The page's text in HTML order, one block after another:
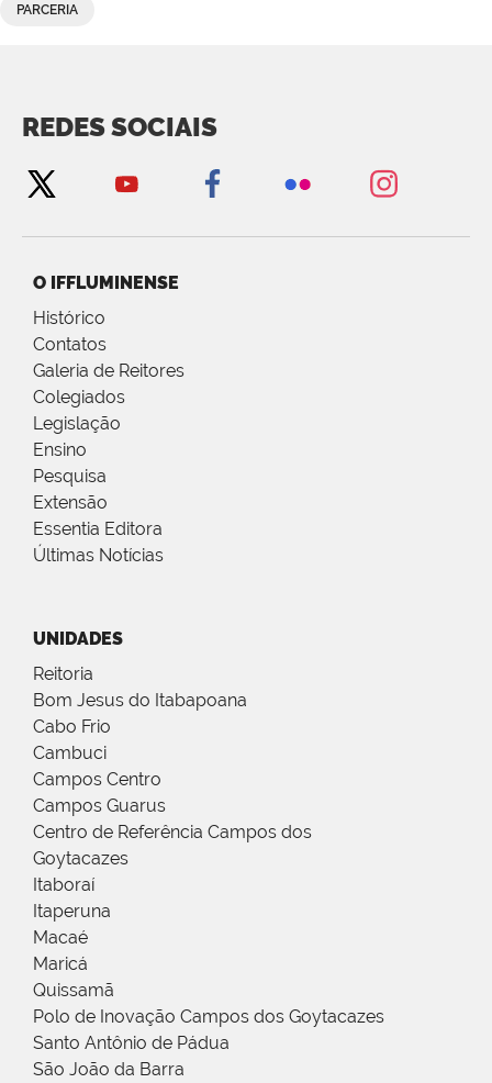
PARCERIA
REDES SOCIAIS
O IFFLUMINENSE
Histórico
Contatos
Galeria de Reitores
Colegiados
Legislação
Ensino
Pesquisa
Extensão
Essentia Editora
Últimas Notícias
UNIDADES
Reitoria
Bom Jesus do Itabapoana
Cabo Frio
Cambuci
Campos Centro
Campos Guarus
Centro de Referência Campos dos
Goytacazes
Itaboraí
Itaperuna
Macaé
Maricá
Quissamã
Polo de Inovação Campos dos Goytacazes
Santo Antônio de Pádua
São João da Barra